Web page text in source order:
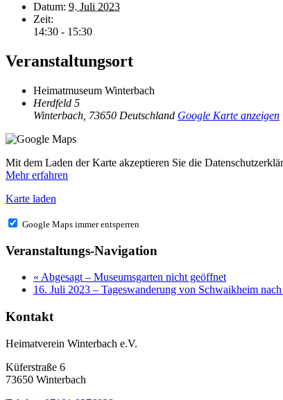
Datum: 9. Juli 2023
Zeit:
14:30 - 15:30
Veranstaltungsort
Heimatmuseum Winterbach
Herdfeld 5
Winterbach 73650 Deutschland Google Karte anzeigen
Mit dem Laden der Karte akzeptieren Sie die
Mehr erfahren
Karte laden
Google Maps immer entsperren
Veranstaltungs-Navigation
« Abgesagt – Museumsgarten nicht geöffnet
16. Juli 2023 – Tageswanderung von Schwaikheim
Kontakt
Heimatverein Winterbach e.V.
Küferstraße 6
73650 Winterbach